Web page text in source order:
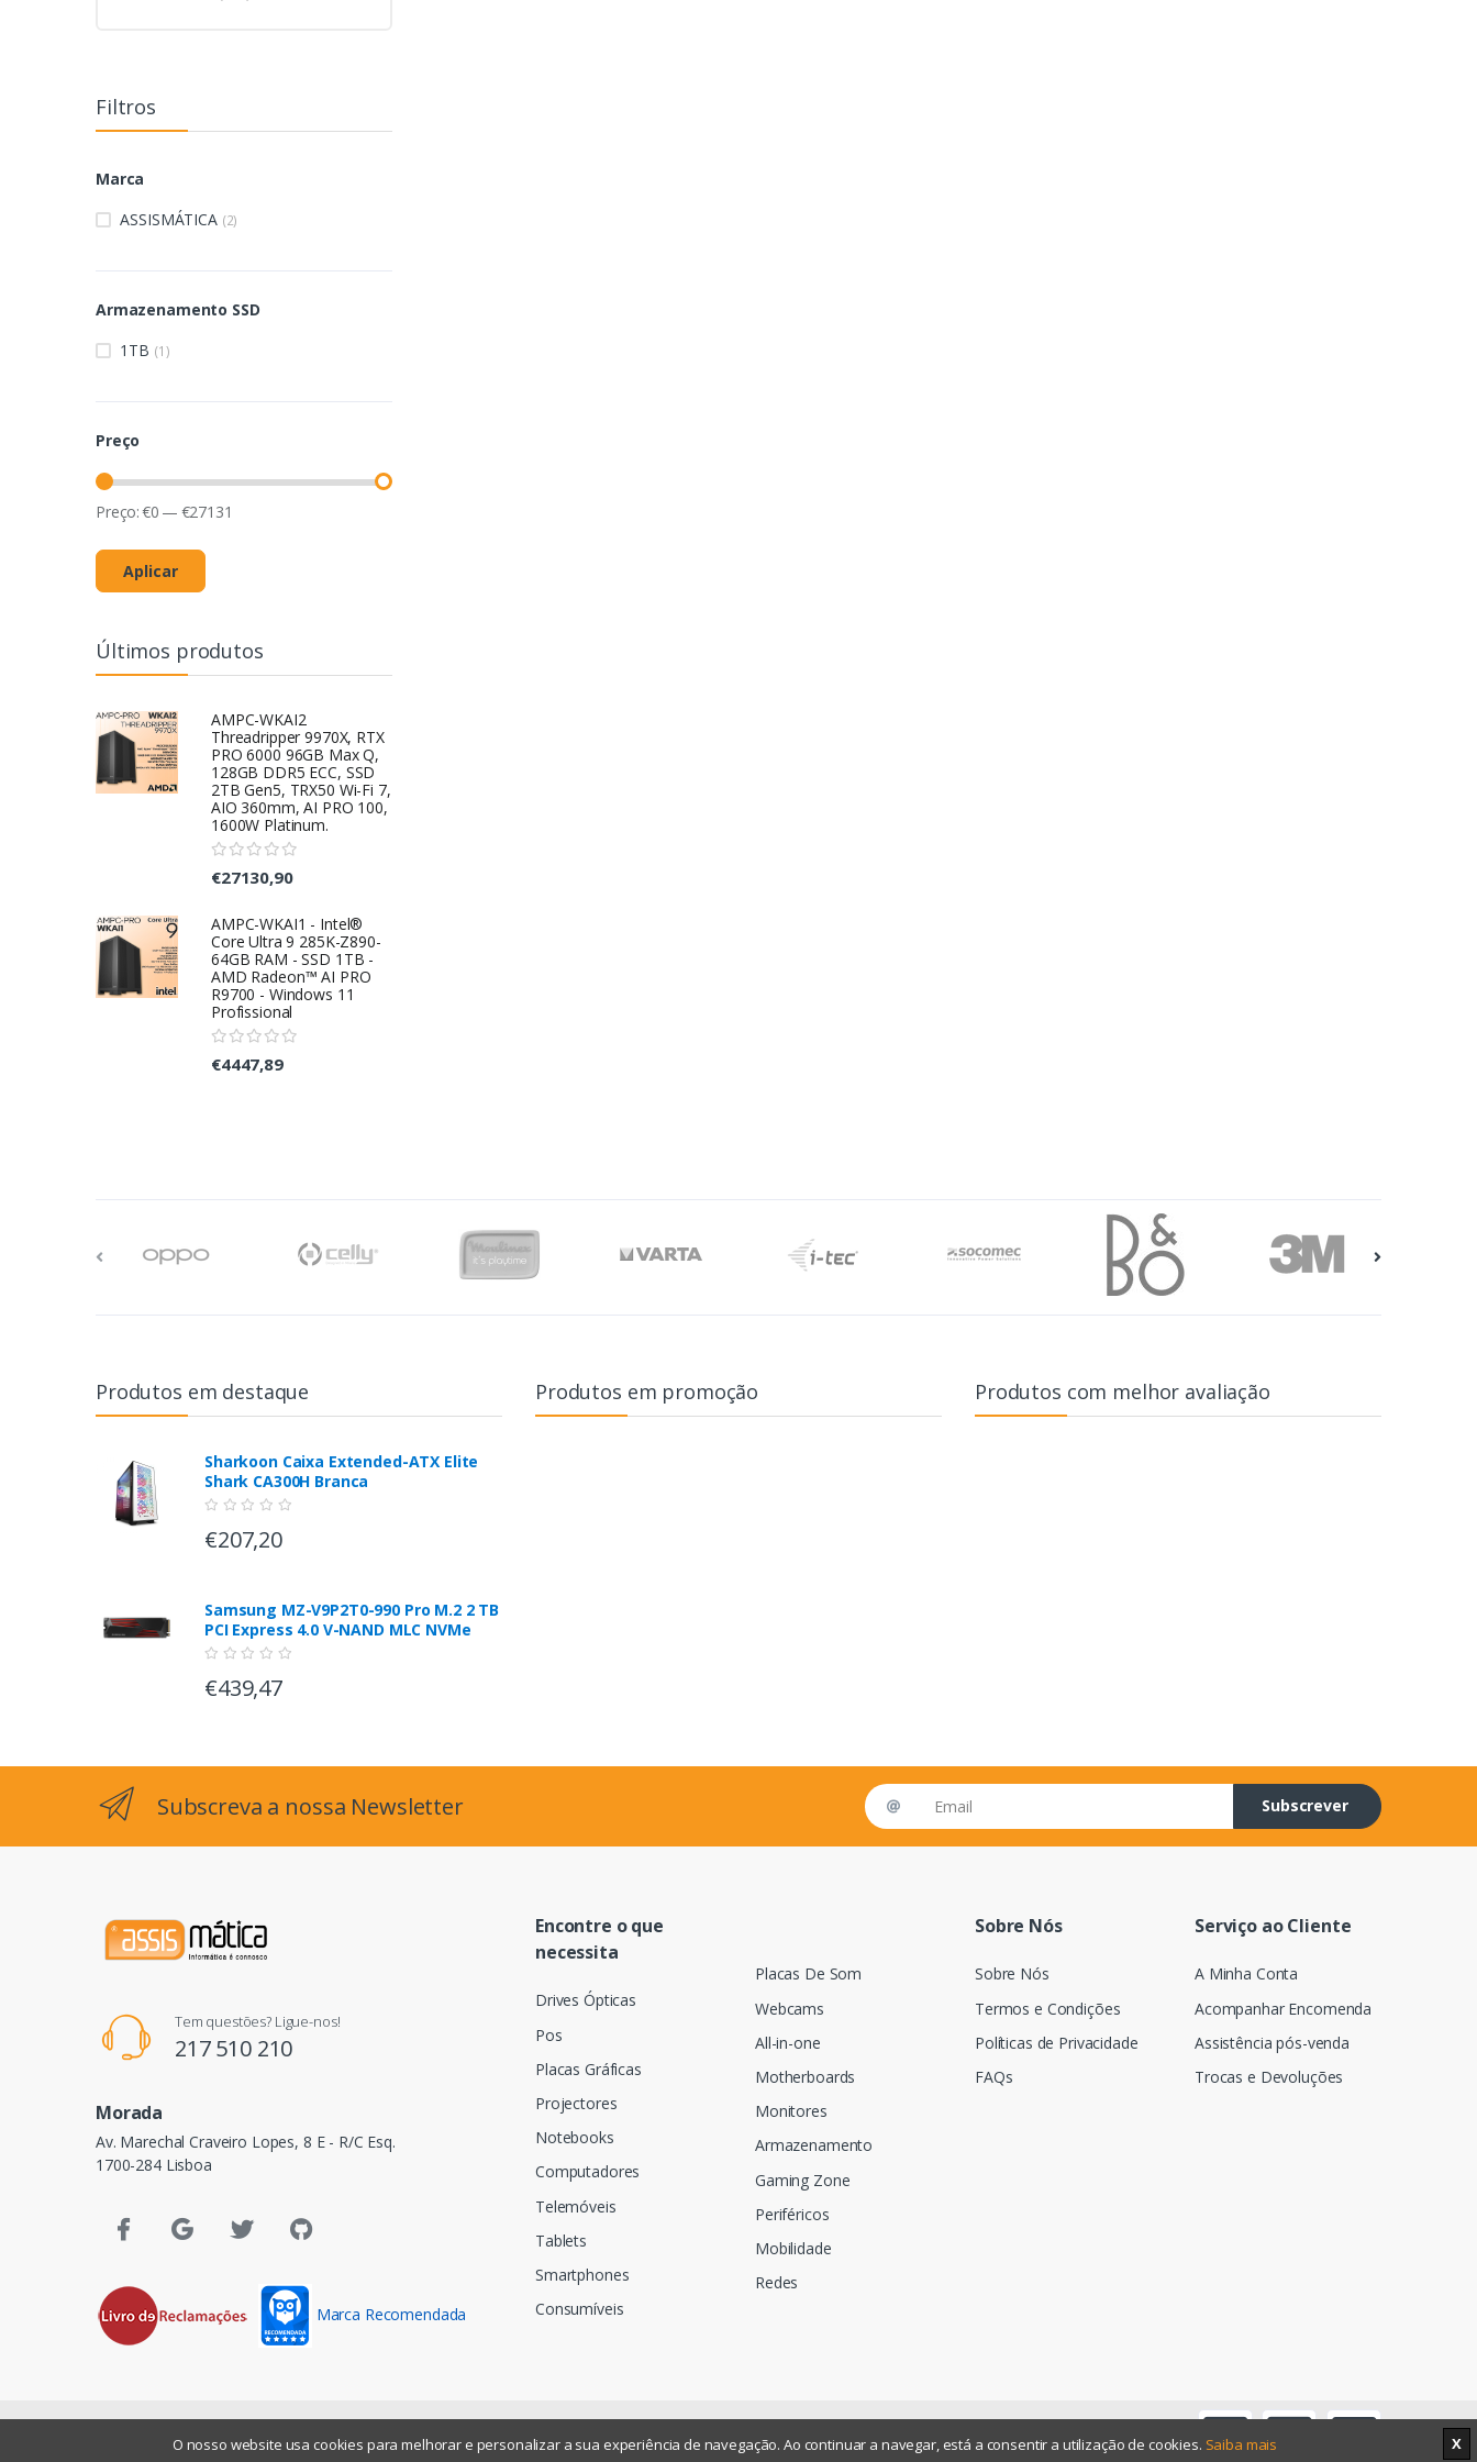
Filtros
Marca
ASSISMÁTICA (2)
Armazenamento SSD
1TB (1)
Preço
Preço:€0 — €27131
Aplicar
Últimos produtos
AMPC-WKAI2
Threadripper 9970X, RTX
PRO 6000 96GB Max Q,
128GB DDR5 ECC, SSD
2TB Gen5, TRX50 Wi-Fi 7,
AIO 360mm, AI PRO 100,
1600W Platinum.
€27130,90
AMPC-WKAI1 - Intel®
Core Ultra 9 285K-Z890-
64GB RAM - SSD 1TB -
AMD Radeon™ AI PRO
R9700 - Windows 11
Profissional
€4447,89
Produtos em destaque
Sharkoon Caixa Extended-ATX Elite
Shark CA300H Branca
€207,20
Samsung MZ-V9P2T0-990 Pro M.2 2 TB
PCI Express 4.0 V-NAND MLC NVMe
€439,47
Produtos em promoção Produtos com melhor avaliação
Subscreva a nossa Newsletter Email address
Subscrever
Tem questões? Ligue-nos!
217 510 210
Morada
Av. Marechal Craveiro Lopes, 8 E - R/C Esq.
1700-284 Lisboa
Marca Recomendada
Encontre o que
necessita
Drives Ópticas
Pos
Placas Gráficas
Projectores
Notebooks
Computadores
Telemóveis
Tablets
Smartphones
Consumíveis
Placas De Som
Webcams
All-in-one
Motherboards
Monitores
Armazenamento
Gaming Zone
Periféricos
Mobilidade
Redes
Sobre Nós
Sobre Nós
Termos e Condições
Políticas de Privacidade
FAQs
Serviço ao Cliente
A Minha Conta
Acompanhar Encomenda
Assistência pós-venda
Trocas e Devoluções
- Todos os direitos reservados
O nosso website usa cookies para melhorar e personalizar a sua experiência de navegação. Ao continuar a navegar, está a consentir a utilização de cookies. Saiba mais X